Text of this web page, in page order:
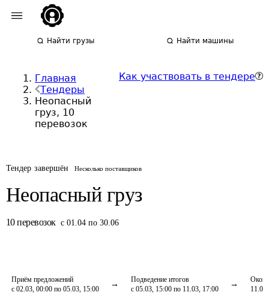
Найти грузы Найти машины
Главная
Тендеры
Неопасный
груз, 10
перевозок
Как участвовать в тендере
Тендер завершён Несколько поставщиков
Неопасный груз
10 перевозок с 01.04 по 30.06
Приём предложений
с 02.03, 00:00 по 05.03, 15:00
Подведение итогов
с 05.03, 15:00 по 11.03, 17:00